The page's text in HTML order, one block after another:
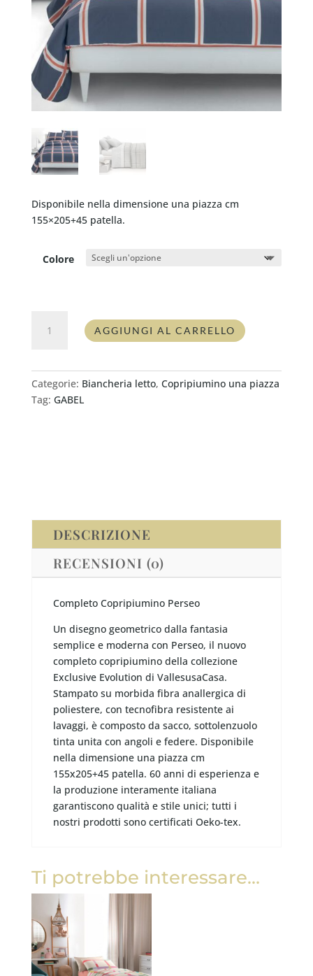
Disponibile nella dimensione una piazza cm
155×205+45 patella.
Colore
copripiumino
Vallesusa
PERSEO
AGGIUNGI AL CARRELLO
Categorie: Biancheria letto, Copripiumino una piazza
Tag: GABEL
DESCRIZIONE
RECENSIONI (0)
Completo Copripiumino Perseo
Un disegno geometrico dalla fantasia
semplice e moderna con Perseo, il nuovo
completo copripiumino della collezione
Exclusive Evolution di VallesusaCasa.
Stampato su morbida fibra anallergica di
poliestere, con tecnofibra resistente ai
lavaggi, è composto da sacco, sottolenzuolo
tinta unita con angoli e federe. Disponibile
nella dimensione una piazza cm
155x205+45 patella. 60 anni di esperienza e
la produzione interamente italiana
garantiscono qualità e stile unici; tutti i
nostri prodotti sono certificati Oeko-tex.
Ti potrebbe interessare…